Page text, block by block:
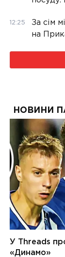
12:25
За сім
на